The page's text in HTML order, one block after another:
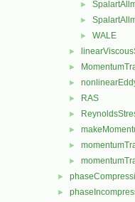
►
►
► WALE
►
►
►
► RAS
►
►
►
►
►
►